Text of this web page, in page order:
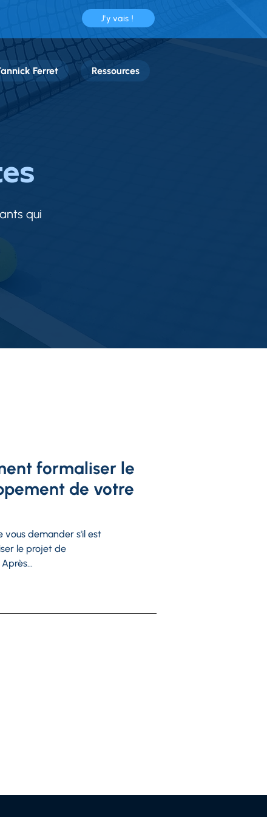
J'y vais !
Ferret Ressources
qui
formaliser le
de votre
vous demander s'il est
le projet de